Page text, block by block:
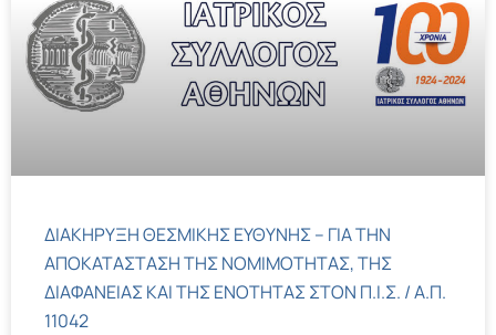
ΔΙΑΚΗΡΥΞΗ ΘΕΣΜΙΚΗΣ ΕΥΘΥΝΗΣ – ΓΙΑ ΤΗΝ
ΑΠΟΚΑΤΑΣΤΑΣΗ ΤΗΣ ΝΟΜΙΜΟΤΗΤΑΣ, ΤΗΣ
ΔΙΑΦΑΝΕΙΑΣ ΚΑΙ ΤΗΣ ΕΝΟΤΗΤΑΣ ΣΤΟΝ Π.Ι.Σ. / Α.Π.
11042